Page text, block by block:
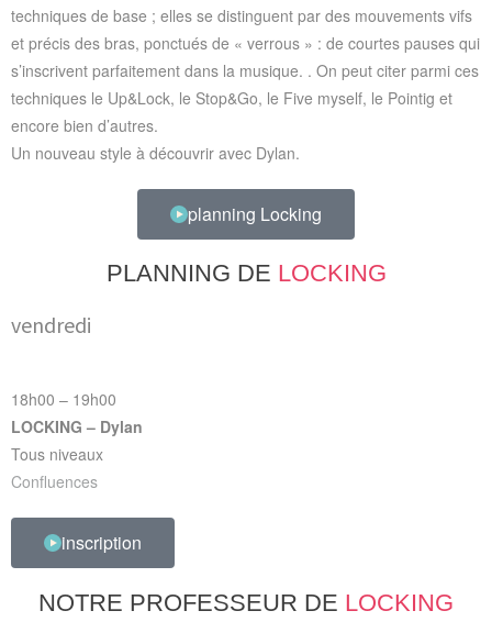
techniques de base ; elles se distinguent par des mouvements vifs
et précis des bras, ponctués de « verrous » : de courtes pauses qui
s’inscrivent parfaitement dans la musique. . On peut citer parmi ces
techniques le Up&Lock, le Stop&Go, le Five myself, le Pointig et
encore bien d’autres.
Un nouveau style à découvrir avec Dylan.
planning Locking
PLANNING DE LOCKING
vendredi
18h00 – 19h00
LOCKING – Dylan
Tous niveaux
Confluences
inscription
NOTRE PROFESSEUR DE LOCKING